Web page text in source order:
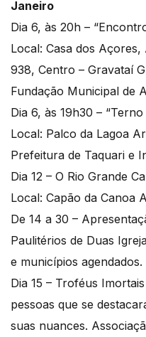
Janeiro
Dia 6, às 20h –
Local: Casa dos
938, Centro – Gravataí
Fundação Municipal de
Dia 6, às 19h30 –
Local: Palco da Lagoa
Prefeitura de Taquari e
Dia 12 – O Rio Grande
Local: Capão da Canoa
De 14 a 30 –
Paulitérios de Duas
e municípios
Dia 15 – Troféus
pessoas que se
suas nuances.